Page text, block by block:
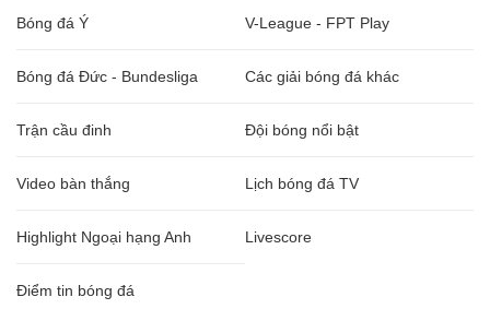
Bóng đá Ý V-League - FPT Play
Bóng đá Đức - Bundesliga Các giải bóng đá khác
Trận cầu đinh Đội bóng nổi bật
Video bàn thắng Lịch bóng đá TV
Highlight Ngoại hạng Anh Livescore
Điểm tin bóng đá